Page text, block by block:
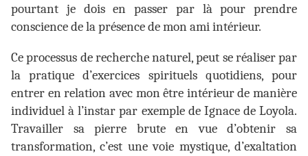
pourtant je dois en passer par là pour prendre
conscience de la présence de mon ami intérieur.
Ce processus de recherche naturel, peut se réaliser par
la pratique d’exercices spirituels quotidiens, pour
entrer en relation avec mon être intérieur de manière
individuel à l’instar par exemple de Ignace de Loyola.
Travailler sa pierre brute en vue d’obtenir sa
transformation, c’est une voie mystique, d’exaltation